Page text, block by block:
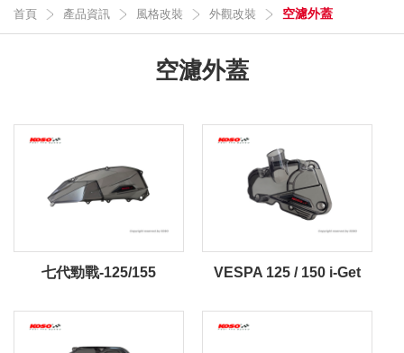
首頁 產品資訊 風格改裝 外觀改裝 空濾外蓋
空濾外蓋
七代勁戰-125/155 VESPA 125 / 150 i-Get